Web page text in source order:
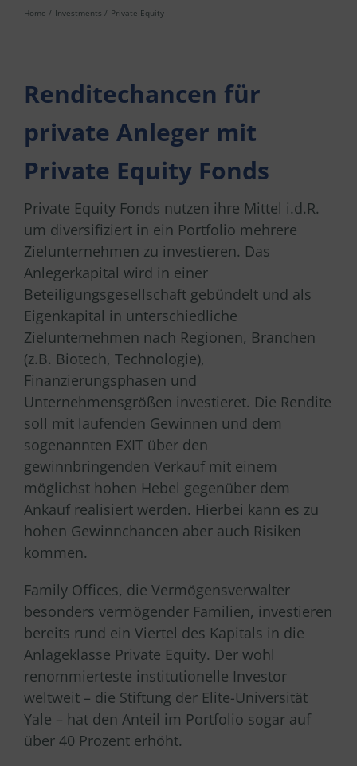
Home Investments Private Equity
Renditechancen für
private Anleger mit
Private Equity Fonds
Private Equity Fonds nutzen ihre Mittel i.d.R.
um diversifiziert in ein Portfolio mehrere
Zielunternehmen zu investieren. Das
Anlegerkapital wird in einer
Beteiligungsgesellschaft gebündelt und als
Eigenkapital in unterschiedliche
Zielunternehmen nach Regionen, Branchen
(z.B. Biotech, Technologie),
Finanzierungsphasen und
Unternehmensgrößen investieret. Die Rendite
soll mit laufenden Gewinnen und dem
sogenannten EXIT über den
gewinnbringenden Verkauf mit einem
möglichst hohen Hebel gegenüber dem
Ankauf realisiert werden. Hierbei kann es zu
hohen Gewinnchancen aber auch Risiken
kommen.
Family Offices, die Vermögensverwalter
besonders vermögender Familien, investieren
bereits rund ein Viertel des Kapitals in die
Anlageklasse Private Equity. Der wohl
renommierteste institutionelle Investor
weltweit – die Stiftung der Elite-Universität
Yale – hat den Anteil im Portfolio sogar auf
über 40 Prozent erhöht.